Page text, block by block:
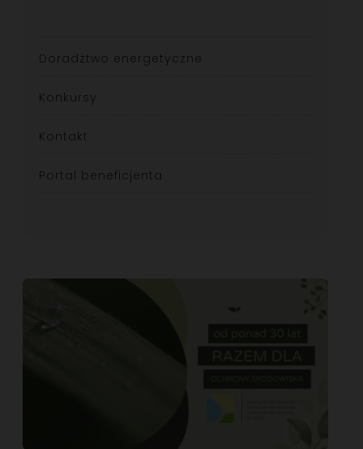
Doradztwo energetyczne
Konkursy
Kontakt
Portal beneficjenta